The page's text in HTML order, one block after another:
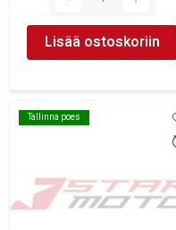
Lisää ostoskoriin
Tallinna poes
Tallinna poes